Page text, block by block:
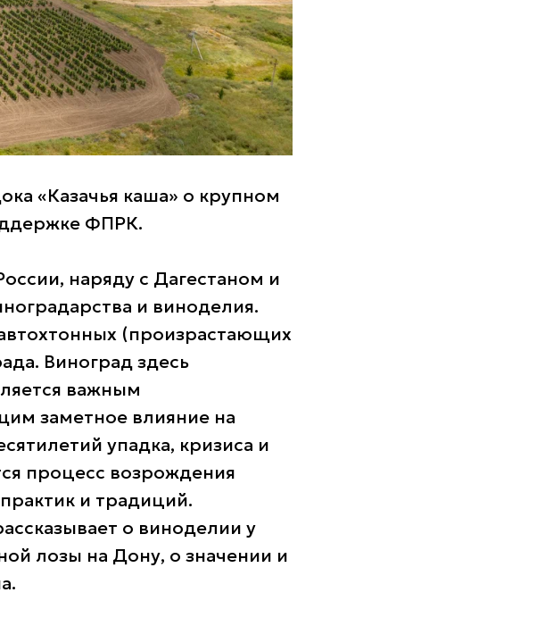
«Казачья каша» о крупном
ФПРК.
наряду с Дагестаном и
и виноделия.
(произрастающих
Виноград здесь
важным
заметное влияние на
упадка, кризиса и
процесс возрождения
и традиций.
о виноделии у
лозы на Дону, о значении и